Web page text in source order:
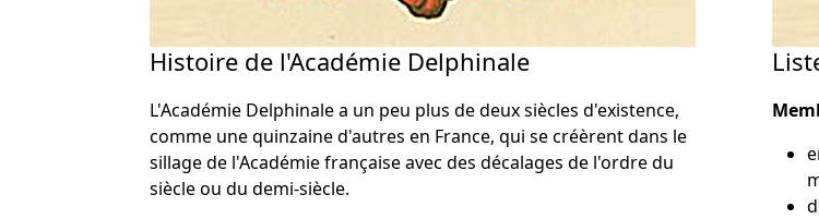
Histoire de l'Académie Delphinale
L'Académie Delphinale a un peu plus de deux siècles d'existence,
comme une quinzaine d'autres en France, qui se créèrent dans le
sillage de l'Académie française avec des décalages de l'ordre du
siècle ou du demi-siècle.